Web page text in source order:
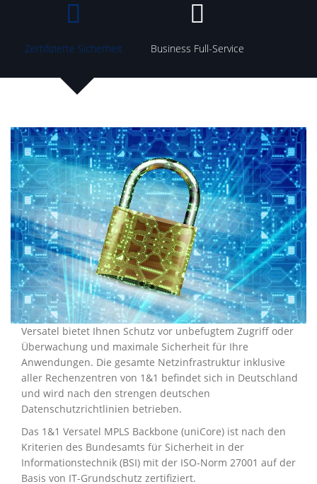
Zertifizierte Sicherheit Business Full-Service
Versatel bietet Ihnen Schutz vor unbefugtem Zugriff oder
Überwachung und maximale Sicherheit für Ihre
Anwendungen. Die gesamte Netzinfrastruktur inklusive
aller Rechenzentren von 1&1 befindet sich in Deutschland
und wird nach den strengen deutschen
Datenschutzrichtlinien betrieben.
Das 1&1 Versatel MPLS Backbone (uniCore) ist nach den
Kriterien des Bundesamts für Sicherheit in der
Informationstechnik (BSI) mit der ISO-Norm 27001 auf der
Basis von IT-Grundschutz zertifiziert.